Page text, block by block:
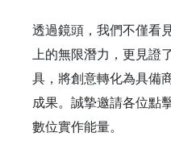
透過鏡頭，我們不僅看
上的無限潛力，更見證
具，將創意轉化為具備
成果。誠摯邀請各位點
數位實作能量。